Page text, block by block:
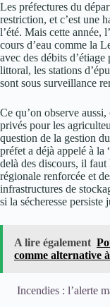
Les préfectures du
restriction, et c’est une
l’été. Mais cette année,
cours d’eau comme la
avec des débits
littoral, les stations
sont sous surveillance
Ce qu’on observe
privés pour les
question de la gestion
préfet a déjà appelé à la
delà des discours, il
régionale renforcée et
infrastructures de
si la sécheresse persiste
A lire également
comme alternative
Incendies : l’alerte